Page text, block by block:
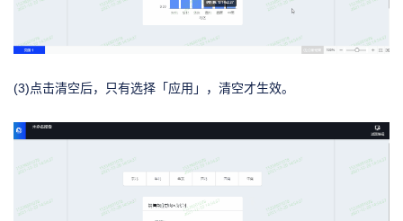
(3)点击清空后，只有选择「应用」，清空才生效。